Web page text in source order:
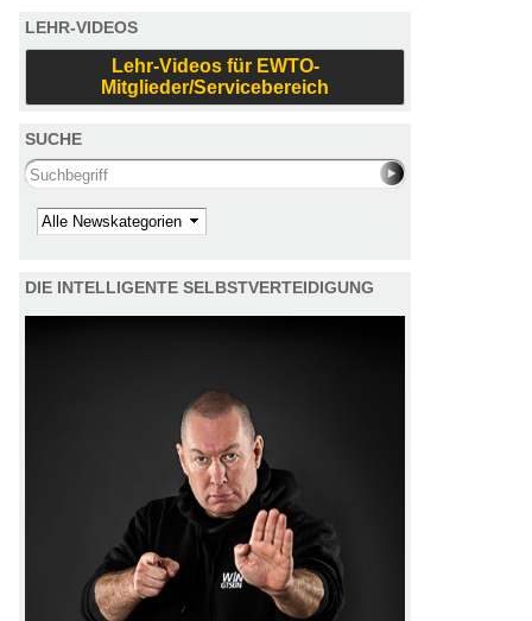
LEHR-VIDEOS
Lehr-Videos für EWTO-
Mitglieder/Servicebereich
SUCHE
Search this site
Kategorie
DIE INTELLIGENTE SELBSTVERTEIDIGUNG